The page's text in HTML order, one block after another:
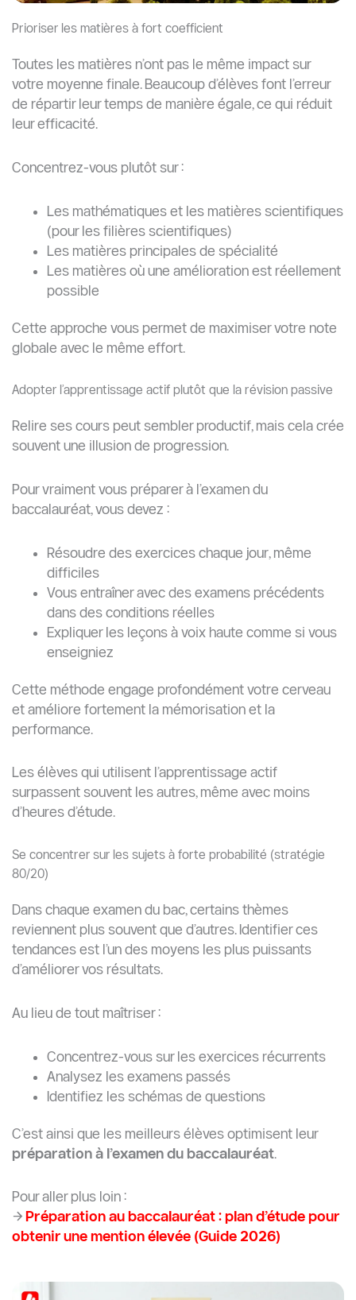
Prioriser les matières à fort coefficient
Toutes les matières n’ont pas le même impact sur
votre moyenne finale. Beaucoup d’élèves font l’erreur
de répartir leur temps de manière égale, ce qui réduit
leur efficacité.
Concentrez-vous plutôt sur :
Les mathématiques et les matières scientifiques
(pour les filières scientifiques)
Les matières principales de spécialité
Les matières où une amélioration est réellement
possible
Cette approche vous permet de maximiser votre note
globale avec le même effort.
Adopter l’apprentissage actif plutôt que la révision passive
Relire ses cours peut sembler productif, mais cela crée
souvent une illusion de progression.
Pour vraiment vous préparer à l’examen du
baccalauréat, vous devez :
Résoudre des exercices chaque jour, même
difficiles
Vous entraîner avec des examens précédents
dans des conditions réelles
Expliquer les leçons à voix haute comme si vous
enseigniez
Cette méthode engage profondément votre cerveau
et améliore fortement la mémorisation et la
performance.
Les élèves qui utilisent l’apprentissage actif
surpassent souvent les autres, même avec moins
d’heures d’étude.
Se concentrer sur les sujets à forte probabilité (stratégie
80/20)
Dans chaque examen du bac, certains thèmes
reviennent plus souvent que d’autres. Identifier ces
tendances est l’un des moyens les plus puissants
d’améliorer vos résultats.
Au lieu de tout maîtriser :
Concentrez-vous sur les exercices récurrents
Analysez les examens passés
Identifiez les schémas de questions
C’est ainsi que les meilleurs élèves optimisent leur
préparation à l’examen du baccalauréat
Pour aller plus loin :
→ Préparation au baccalauréat : plan d’étude pour
obtenir une mention élevée (Guide 2026)